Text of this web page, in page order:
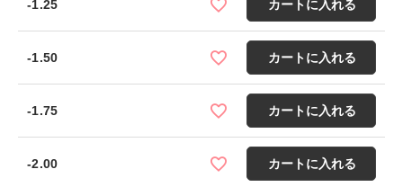
-1.25 カートに入れる
-1.50 カートに入れる
-1.75 カートに入れる
-2.00 カートに入れる